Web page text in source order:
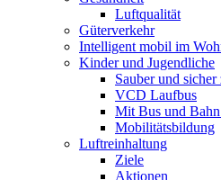
Luftqualität
Güterverkehr
Intelligent mobil im
Kinder und Jugendliche
Sauber und
VCD Laufbus
Mit Bus und
Mobilitätsbildung
Luftreinhaltung
Ziele
Aktionen